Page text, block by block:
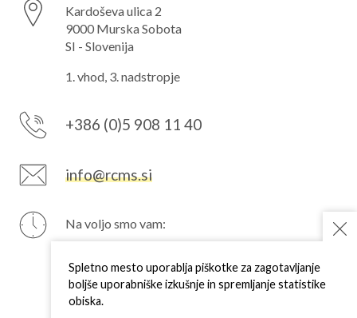
Kardoševa ulica 2
9000 Murska Sobota
SI - Slovenija
1. vhod, 3. nadstropje
+386 (0)5 908 11 40
info@rcms.si
Na voljo smo vam:
TOR
7–15 h
SRE
7–15 h
ČET
Spletno mesto uporablja piškotke za zagotavljanje
boljše uporabniške izkušnje in spremljanje statistike
obiska.